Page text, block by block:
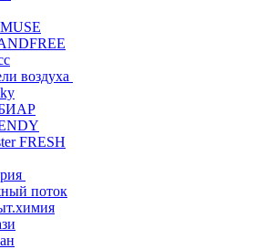
воздуха
FRESH
поток